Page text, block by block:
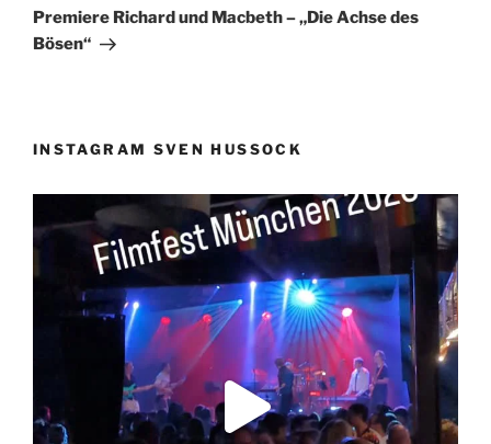
Beitrag
Premiere Richard und Macbeth – „Die Achse des
Bösen“
INSTAGRAM SVEN HUSSOCK